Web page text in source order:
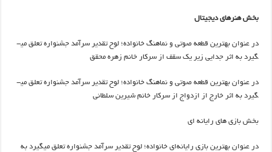
بخش هنرهای دیجیتال
در عنوان بهترین قطعه صوتی و نماهنگ خانواده؛ لوح تقدیر سرآمد جشنواره تعلق می­
گیرد به اثر جدایی زیر یک سقف از سرکار خانم زهره محقق
در عنوان بهترین قطعه صوتی و نماهنگ خانواده؛ لوح تقدیر سرآمد جشنواره تعلق می­
گیرد به اثر خارج از ازدواج از سرکار خانم شیرین سلطانی
بخش بازی های رایانه ای
در عنوان بهترین بازی رایانه‌ای خانواده؛ لوح تقدیر سرآمد جشنواره تعلق می­گیرد به